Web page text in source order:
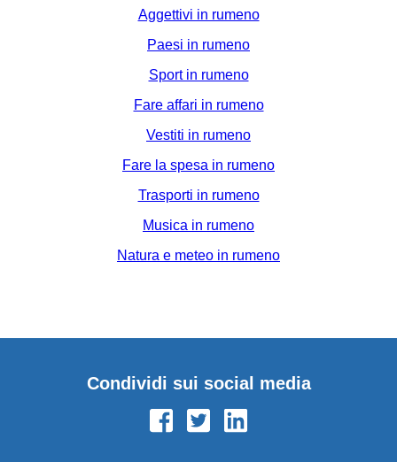
Aggettivi in rumeno
Paesi in rumeno
Sport in rumeno
Fare affari in rumeno
Vestiti in rumeno
Fare la spesa in rumeno
Trasporti in rumeno
Musica in rumeno
Natura e meteo in rumeno
Condividi sui social media